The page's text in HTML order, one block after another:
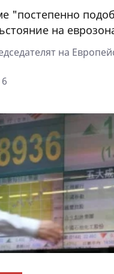
"постепенно
на
на